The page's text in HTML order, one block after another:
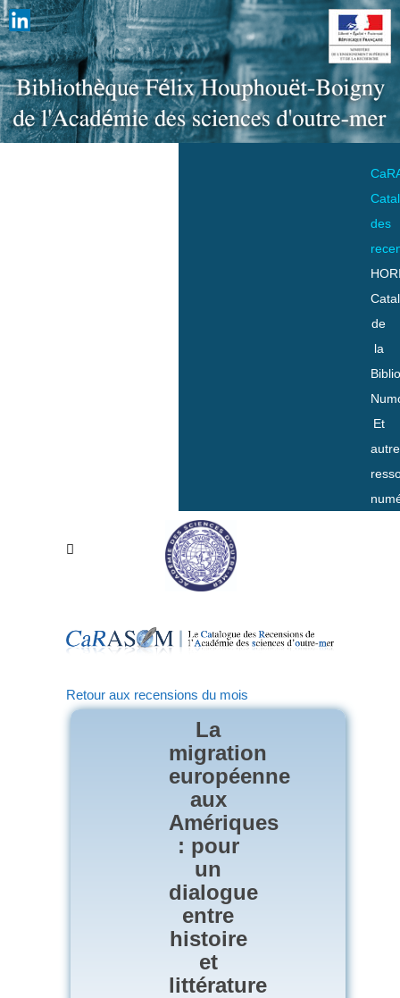
des
de
la
Et
Retour aux recensions du mois
La
migration
européenne
aux
Amériques
: pour
un
dialogue
entre
histoire
et
littérature